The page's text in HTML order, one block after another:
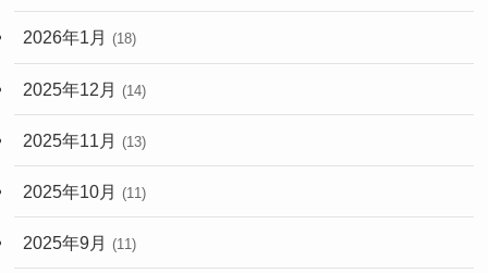
2026年1月 (18)
2025年12月 (14)
2025年11月 (13)
2025年10月 (11)
2025年9月 (11)